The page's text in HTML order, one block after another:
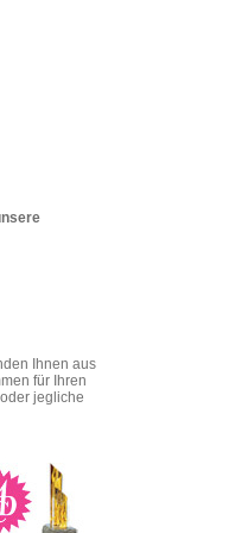
Ihnen aus
für Ihren
jegliche